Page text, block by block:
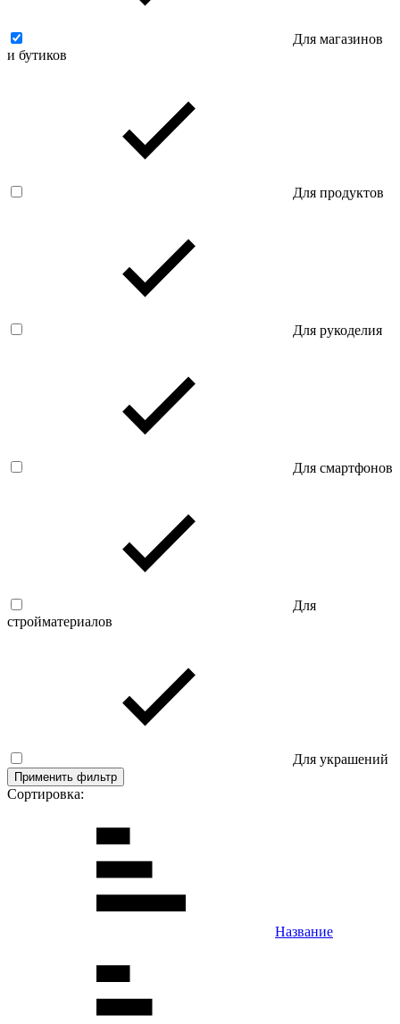
Для магазинов
и бутиков
Для продуктов
Для рукоделия
Для смартфонов
Для
стройматериалов
Для украшений
Применить фильтр
Сортировка:
Название